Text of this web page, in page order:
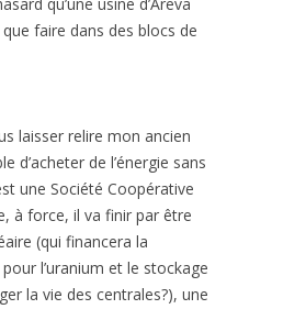
faire dans des blocs de
laisser relire mon ancien
d’acheter de l’énergie sans
une Société Coopérative
à force, il va finir par être
(qui financera la
l’uranium et le stockage
la vie des centrales?), une